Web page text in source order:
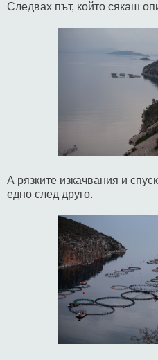
Следвах път, който сякаш
А рязките изкачвания и
едно след друго.